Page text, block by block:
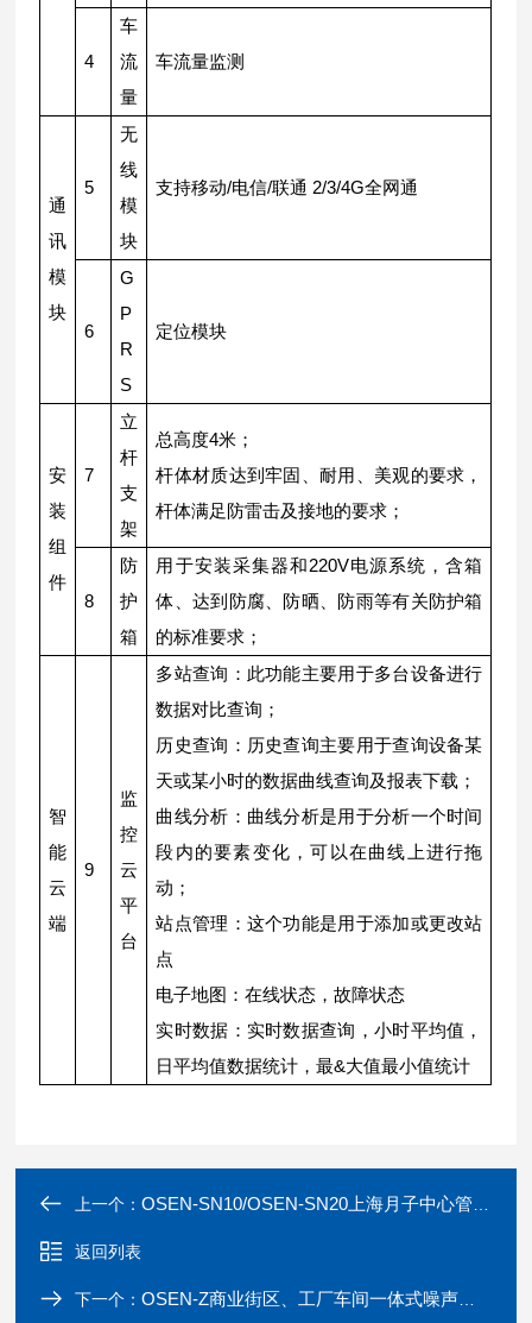
4
车
流
量
车流量监测
通
讯
模
块
5
无
线
模
块
支持移动/电信/联通 2/3/4G全网通
6
G
P
R
S
定位模块
安
装
组
件
7
立
杆
支
架
总高度4米；
杆体材质达到牢固、耐用、美观的要求，
杆体满足防雷击及接地的要求；
8
防
护
箱
用于安装采集器和220V电源系统，含箱
体、达到防腐、防晒、防雨等有关防护箱
的标准要求；
智
能
云
端
9
监
控
云
平
台
多站查询：此功能主要用于多台设备进行
数据对比查询；
历史查询：历史查询主要用于查询设备某
天或某小时的数据曲线查询及报表下载；
曲线分析：曲线分析是用于分析一个时间
段内的要素变化，可以在曲线上进行拖
动；
站点管理：这个功能是用于添加或更改站
点
电子地图：在线状态，故障状态
实时数据：实时数据查询，小时平均值，
日平均值数据统计，最&大值最小值统计
上一个：OSEN-SN10/OSEN-SN20上海月子中心管理房间内空气质量监测仪
返回列表
下一个：OSEN-Z商业街区、工厂车间一体式噪声在线监测站